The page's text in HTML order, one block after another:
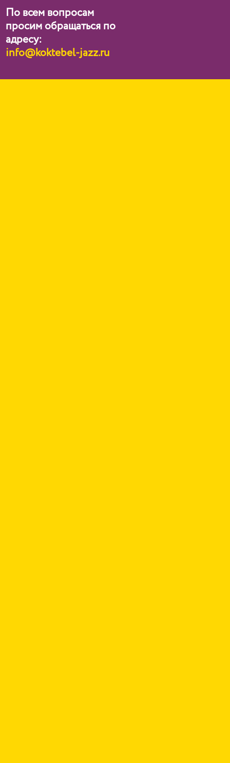
По всем вопросам
просим обращаться по
адресу:
info@koktebel-jazz.ru